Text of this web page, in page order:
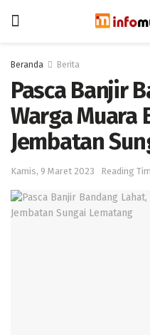
Beranda Berita
Pasca Banjir
Warga Muara
Jembatan
Kamis, 9 Maret 2023 Reading